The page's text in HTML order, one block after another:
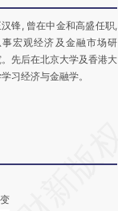
汉锋, 曾在中金和高盛任职,
事宏观经济及金融市场研
。先后在北京大学及香港大
习经济与金融学。